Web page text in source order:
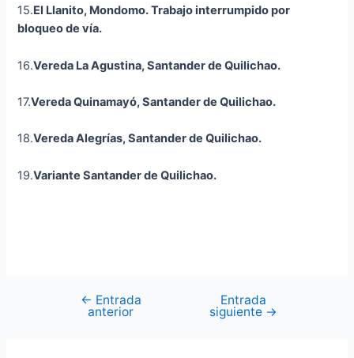
15.El Llanito, Mondomo.Trabajo interrumpido por
bloqueo de vía.
16.Vereda La Agustina, Santander de Quilichao.
17.VeredaQuinamayó, Santander de Quilichao.
18.Vereda Alegrías, Santander de Quilichao.
19.Variante Santander de Quilichao.
← Entrada
anterior
Entrada
siguiente →